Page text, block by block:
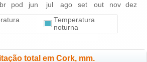
pod jun jul ago set out nov dez
Temperatura
noturna
total em Cork, mm.